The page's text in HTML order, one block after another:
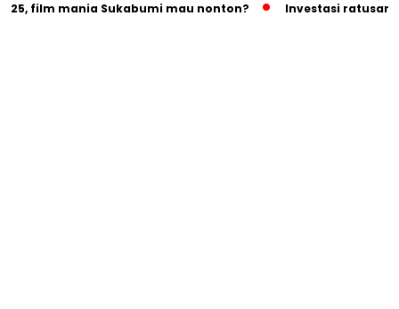
mania Sukabumi mau nonton? Investasi ratusan triliun